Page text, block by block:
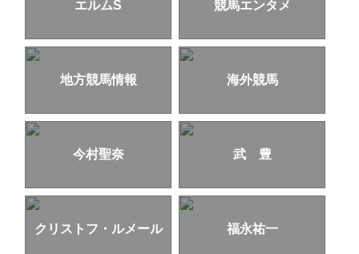
エルムS 競馬エンタメ
地方競馬情報 海外競馬
今村聖奈 武 豊
クリストフ・ルメール 福永祐一